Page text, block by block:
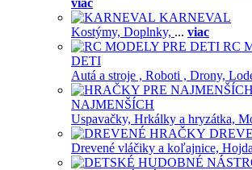
viac
KARNEVAL
Kostýmy, Doplnky, ... viac
RC
DETI
Autá a stroje , Roboti , Drony,
NAJMENŠÍCH
Uspavačky, Hrkálky a hryzátka,
Drevené vláčiky a koľajnice,